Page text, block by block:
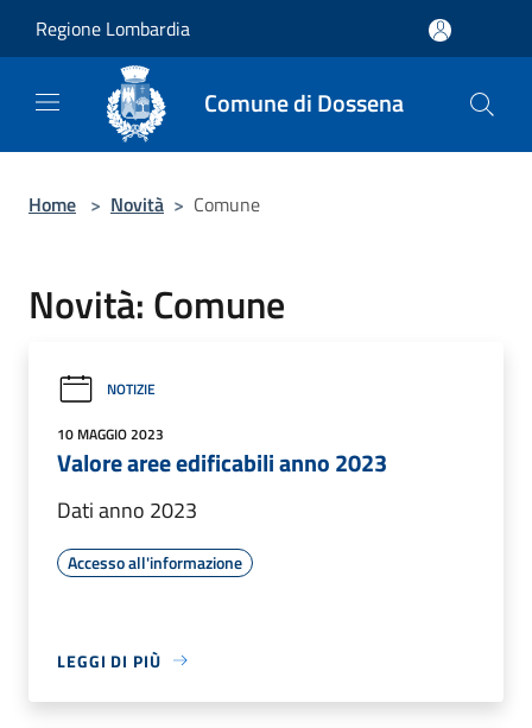
Regione Lombardia
Comune di Dossena
Home > Novità > Comune
Novità: Comune
NOTIZIE
10 MAGGIO 2023
Valore aree edificabili anno 2023
Dati anno 2023
Accesso all'informazione
LEGGI DI PIÙ